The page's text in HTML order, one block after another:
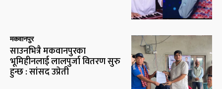
मकवानपुर
साउनभित्रै मकवानपुरका
भूमिहीनलाई लालपुर्जा वितरण सुरु
हुन्छ : सांसद उप्रेती